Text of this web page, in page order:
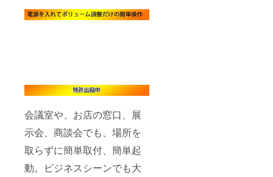
会議室や、お店の窓口、展
示会、商談会でも、場所を
取らずに簡単取付、簡単起
動。ビジネスシーンでも大